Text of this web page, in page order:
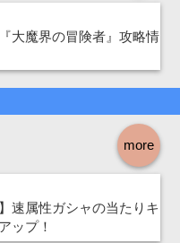
大魔界の冒険者』攻略情
more
速属性ガシャの当たりキ
ップ！